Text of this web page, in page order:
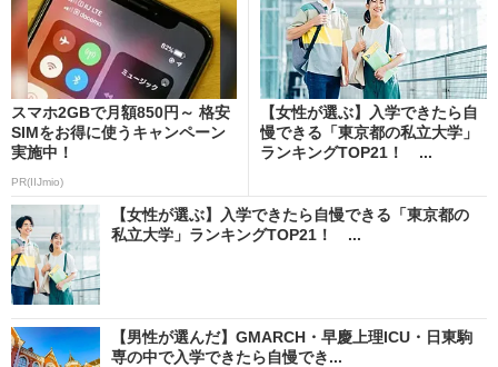
スマホ2GBで月額850円～ 格安
SIMをお得に使うキャンペーン
実施中！
PR(IIJmio)
【女性が選ぶ】入学できたら自
慢できる「東京都の私立大学」
ランキングTOP21！ ...
【女性が選ぶ】入学できたら自慢できる「東京都の
私立大学」ランキングTOP21！ ...
【男性が選んだ】GMARCH・早慶上理ICU・日東駒
専の中で入学できたら自慢でき...